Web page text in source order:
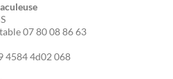
07 80 08 86 63
4584 4d02 068